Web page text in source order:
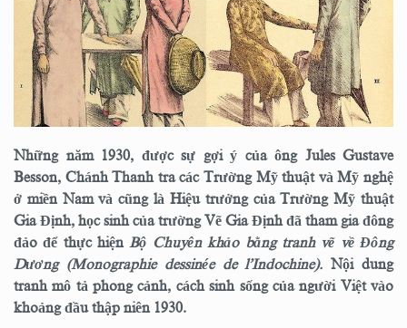
Những năm 1930, được sự gợi ý của ông Jules Gustave
Besson, Chánh Thanh tra các Trường Mỹ thuật và Mỹ nghệ
ở miền Nam và cũng là Hiệu trưởng của Trường Mỹ thuật
Gia Định, học sinh của trường Vẽ Gia Định đã tham gia đông
đảo để thực hiện Bộ Chuyên khảo bằng tranh vẽ về Đông
Dương (Monographie dessinée de l’Indochine).Nội dung
tranh mô tả phong cảnh, cách sinh sống của người Việt vào
khoảng đầu thập niên 1930.